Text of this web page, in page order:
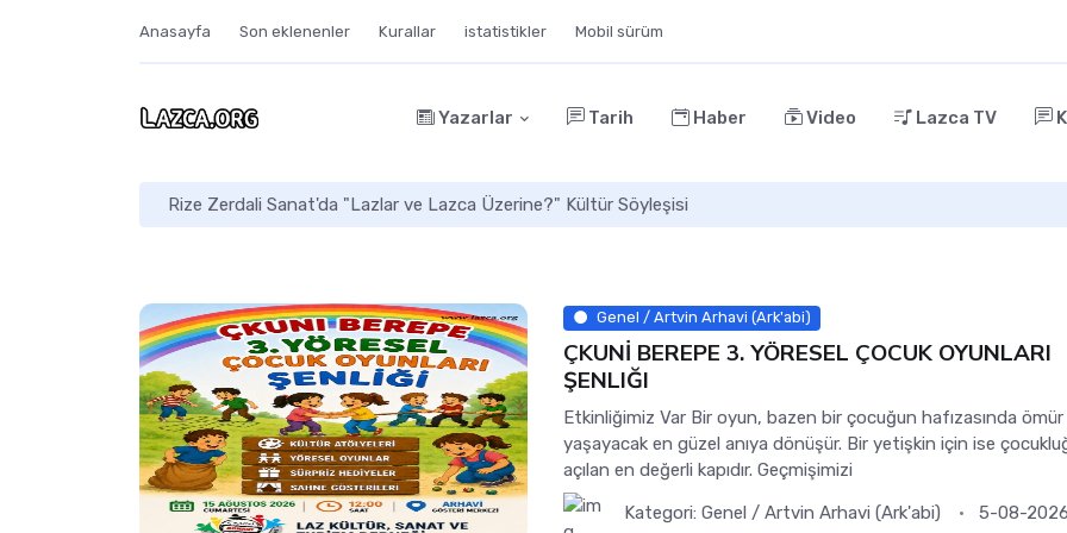
Anasayfa Son eklenenler Kurallar istatistikler Mobil sürüm
Yazarlar Tarih Haber Video Lazca TV
Rize Zerdali Sanat'da "Lazlar ve Lazca Üzerine?" Kültür Söyleşisi
Genel / Artvin Arhavi (Ark'abi)
ÇKUNİ BEREPE 3. YÖRESEL ÇOCUK OYUNLARI
ŞENLIĞI
Etkinliğimiz Var Bir oyun, bazen bir çocuğun hafızasında
yaşayacak en güzel anıya dönüşür. Bir yetişkin için ise
açılan en değerli kapıdır. Geçmişimizi
Kategori:Genel / Artvin Arhavi (Ark'abi)
5-08-